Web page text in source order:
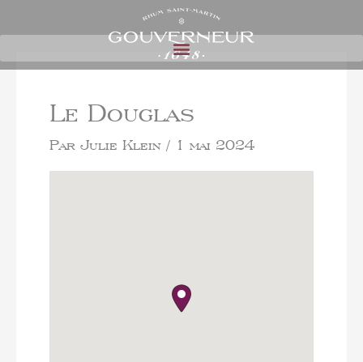
Le Douglas
Par Julie Klein / 1 mai 2024